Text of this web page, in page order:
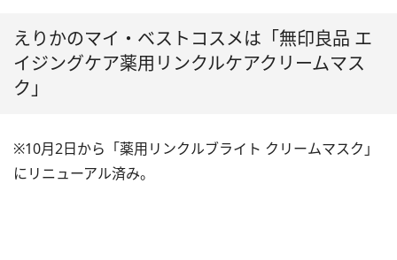
えりかのマイ・ベストコスメは「無印良品 エ
イジングケア薬用リンクルケアクリームマス
ク」
※10月2日から「薬用リンクルブライト クリームマスク」
にリニューアル済み。